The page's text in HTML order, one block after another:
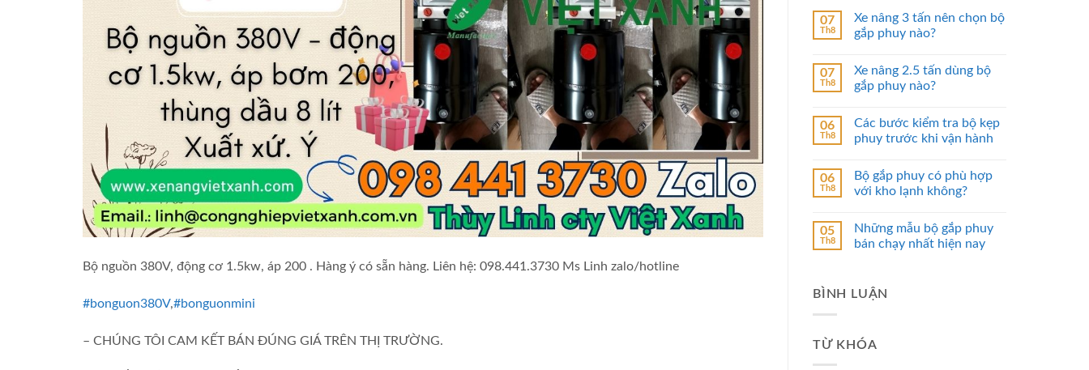
Bộ nguồn 380V, động cơ 1.5kw, áp 200 . Hàng ý có sẵn hàng. Liên hệ: 098.441.3730 Ms Linh zalo/hotline
#bonguon380V,#bonguonmini
– CHÚNG TÔI CAM KẾT BÁN ĐÚNG GIÁ TRÊN THỊ TRƯỜNG.
07
Th8
Xe nâng 3 tấn nên chọn bộ
gắp phuy nào?
07
Th8
Xe nâng 2.5 tấn dùng bộ
gắp phuy nào?
06
Th8
Các bước kiểm tra bộ kẹp
phuy trước khi vận hành
06
Th8
Bộ gắp phuy có phù hợp
với kho lạnh không?
05
Th8
Những mẫu bộ gắp phuy
bán chạy nhất hiện nay
BÌNH LUẬN
TỪ KHÓA